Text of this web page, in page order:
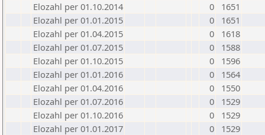
Elozahl per 01.10.2014
0
1651
Elozahl per 01.01.2015
0
1651
Elozahl per 01.04.2015
0
1618
Elozahl per 01.07.2015
0
1588
Elozahl per 01.10.2015
0
1596
Elozahl per 01.01.2016
0
1564
Elozahl per 01.04.2016
0
1550
Elozahl per 01.07.2016
0
1529
Elozahl per 01.10.2016
0
1529
Elozahl per 01.01.2017
0
1529